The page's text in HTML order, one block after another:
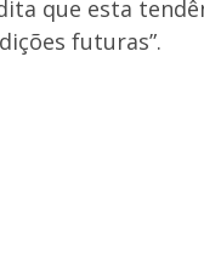
que esta
futuras”.